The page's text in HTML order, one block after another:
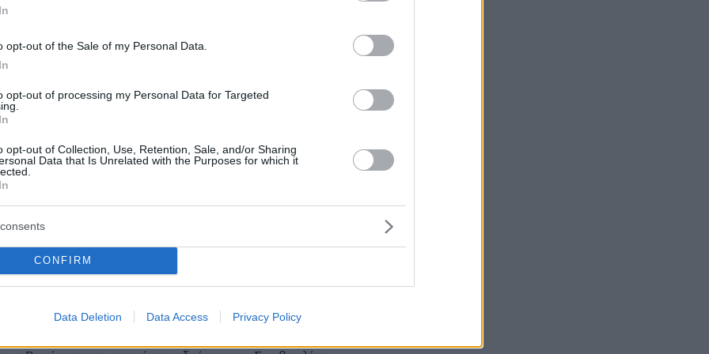
opt-out of the Sale of my Personal Data.
opt-out of processing my Personal Data for Targeted
opt-out of Collection, Use, Retention, Sale, and/or Sharing
Data that Is Unrelated with the Purposes for which it
CONFIRM
Data Deletion Data Access Privacy Policy
πΓΔΜ», τόνισε ο Γ.Γ. του Οργανισμού Ηνωμένων
Γκουτέρες: Οι ΗΠΑ χάνουν την
τους στην διεθνή σκηνή
του ΟΗΕ υποστήριξε, ωστόσο, ότι «χωρίς
Πολιτείες δεν υπάρχει τρόπος να επιλυθούν τα
ξαναχτυπήσουμε τη Συρία αν
τη βούλησή μας
55